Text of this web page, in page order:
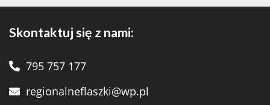
Skontaktuj się z nami:
795 757 177
regionalneflaszki@wp.pl